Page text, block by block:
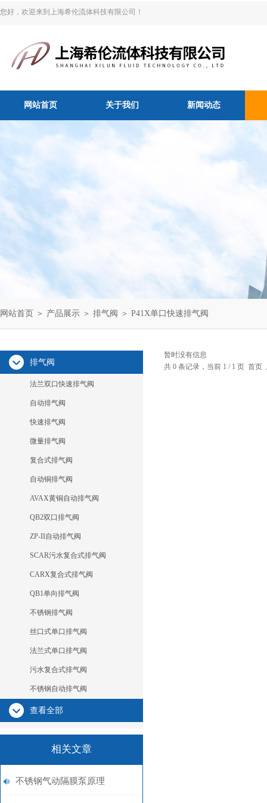
您好，欢迎来到上海希伦流体科技有限公司！
网站首页 关于我们 新闻动态
网站首页 ＞ 产品展示 ＞ 排气阀 ＞ P41X单口快速排气阀
排气阀
法兰双口快速排气阀
自动排气阀
快速排气阀
微量排气阀
复合式排气阀
自动铜排气阀
AVAX黄铜自动排气阀
QB2双口排气阀
ZP-II自动排气阀
SCAR污水复合式排气阀
CARX复合式排气阀
QB1单向排气阀
不锈钢排气阀
丝口式单口排气阀
法兰式单口排气阀
污水复合式排气阀
不锈钢自动排气阀
查看全部
相关文章
不锈钢气动隔膜泵原理
暂时没有信息
共 0 条记录，当前 1 / 1 页 首